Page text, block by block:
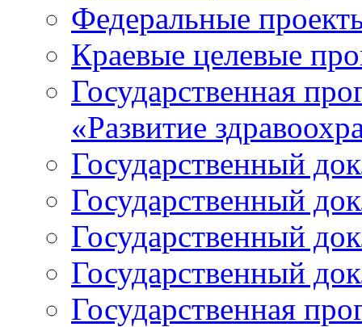
Федеральные
Краевые целевые
Государственная
«Развитие
Государственный
Государственный
Государственный
Государственный
Государственная